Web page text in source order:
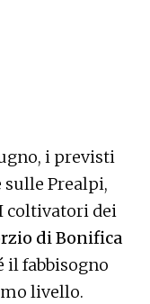
i previsti
Prealpi,
coltivatori dei
di Bonifica
il fabbisogno
livello.